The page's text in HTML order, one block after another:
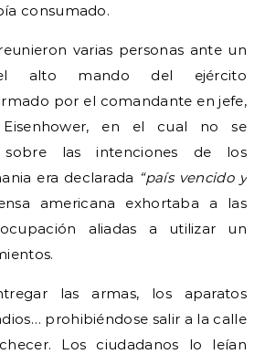
consumado.
varias personas ante un
alto mando del ejército
por el comandante en jefe,
en el cual no se
sobre las intenciones de los
era declarada “país vencido y
americana exhortaba a las
aliadas a utilizar un
las armas, los aparatos
prohibiéndose salir a la calle
Los ciudadanos lo leían